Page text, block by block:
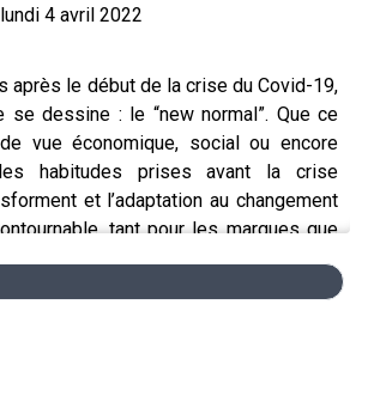
lundi 4 avril 2022
après le début de la crise du Covid-19,
se dessine : le “new normal”. Que ce
vue économique, social ou encore
habitudes prises avant la crise
et l’adaptation au changement
tant pour les marques que
nous reviendrons sur les constats